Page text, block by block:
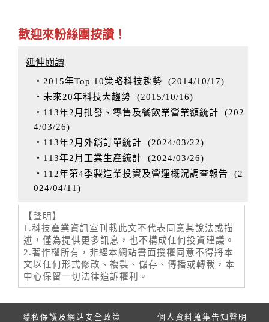
歡迎來粉絲團按讚！
延伸閱讀
‧2015年Top 10策略科技趨勢 (2014/10/17)
‧未來20年科技大趨勢 (2015/10/16)
‧113年2月批發、零售及餐飲業營業額統計 (202
4/03/26)
‧113年2月外銷訂單統計 (2024/03/22)
‧113年2月工業生產統計 (2024/03/26)
‧112年第4季製造業投資及營運概況調查報告 (2
024/04/11)
【聲明】
1.科技產業資訊室刊載此文不代表同意其說法或描
述，僅為提供更多訊息，也不構成任何投資建議。
2.著作權所有，非經本網站書面授權同意不得將本
文以任何形式修改、複製、儲存、傳播或轉載，本
中心保留一切法律追訴權利。
隱私保護及網站安全政策
個人資料蒐集告知聲明